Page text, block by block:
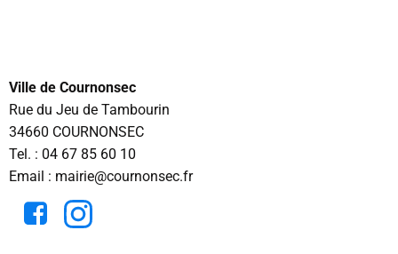
Ville de Cournonsec
Rue du Jeu de Tambourin
34660 COURNONSEC
Tel. : 04 67 85 60 10
Email : mairie@cournonsec.fr